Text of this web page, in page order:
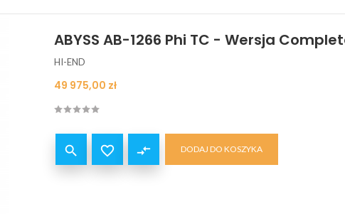
ABYSS AB-1266 Phi TC - Wersja
HI-END
Cena
49 975,00 zł
  compare_arrows DODAJ DO KOSZYKA